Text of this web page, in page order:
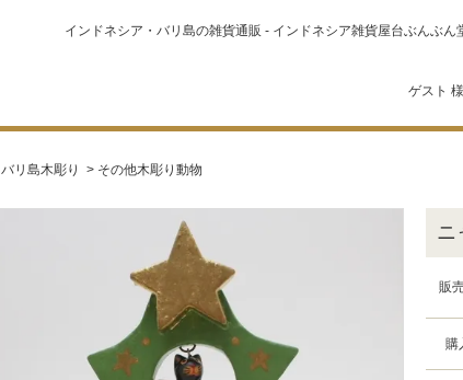
インドネシア・バリ島の雑貨通販 - インドネシア雑貨屋台ぶんぶん
ゲスト
バリ島木彫り > その他木彫り動物
ニ
販
購